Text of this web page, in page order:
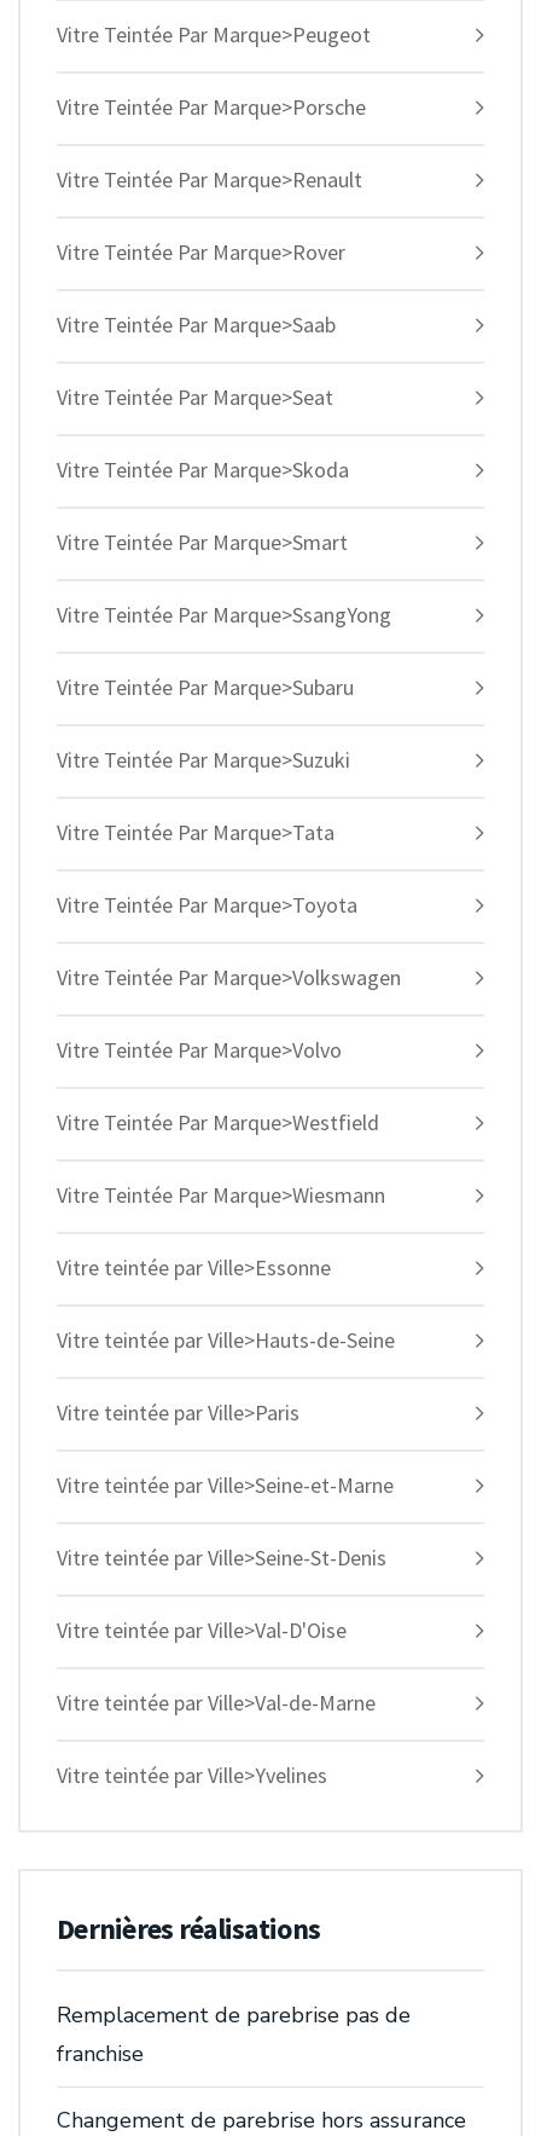
Vitre Teintée Par Marque>Peugeot
Vitre Teintée Par Marque>Porsche
Vitre Teintée Par Marque>Renault
Vitre Teintée Par Marque>Rover
Vitre Teintée Par Marque>Saab
Vitre Teintée Par Marque>Seat
Vitre Teintée Par Marque>Skoda
Vitre Teintée Par Marque>Smart
Vitre Teintée Par Marque>SsangYong
Vitre Teintée Par Marque>Subaru
Vitre Teintée Par Marque>Suzuki
Vitre Teintée Par Marque>Tata
Vitre Teintée Par Marque>Toyota
Vitre Teintée Par Marque>Volkswagen
Vitre Teintée Par Marque>Volvo
Vitre Teintée Par Marque>Westfield
Vitre Teintée Par Marque>Wiesmann
Vitre teintée par Ville>Essonne
Vitre teintée par Ville>Hauts-de-Seine
Vitre teintée par Ville>Paris
Vitre teintée par Ville>Seine-et-Marne
Vitre teintée par Ville>Seine-St-Denis
Vitre teintée par Ville>Val-D'Oise
Vitre teintée par Ville>Val-de-Marne
Vitre teintée par Ville>Yvelines
Dernières réalisations
Remplacement de parebrise pas de
franchise
Changement de parebrise hors assurance